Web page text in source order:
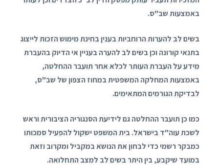
באמצעות שב"ס.
בשים לב להערות הרוחביות בענין בחינת מימוש הזכות לייצוג
בתנאי קורונה וכן בשים לב להערה בעניין אי הדיוק בהעברת
מידע על העברת העותר לכלא אחר תועבר ההחלטה,
באמצעות המחלקה המשפטית במחוז הצפון של שב"ס,
לבדיקת הגורמים המתאימים.
כמו כן תועבר ההחלטה גם לידיעת הסנגוריה הציבורית וראש
לשכת עוה"ד בישראל. בית המשפט ישקול להפעיל סמכותו
כמבקר רשמי כדי לבחון את הנושא במקביל ומקרוב וזאת
במועד שיקבע, בין היתר בשים לב למצב התחלואה.